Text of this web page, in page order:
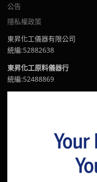
公告
隱私權政策
東昇化工儀器有限公司
統編:52882638
東昇化工原料儀器行
統編:52488869